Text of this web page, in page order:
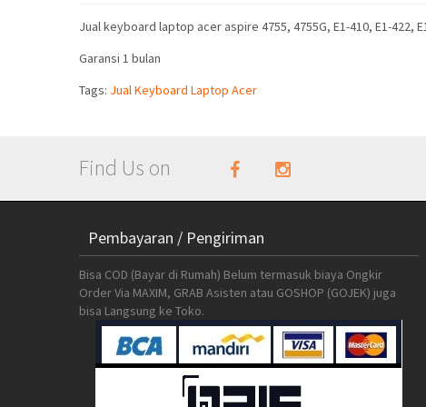
Jual keyboard laptop acer aspire 4755, 4755G, E1-410, E1-422,
Garansi 1 bulan
Tags: Jual Keyboard Laptop Acer
Find Us on
Pembayaran / Pengiriman
Bisa COD (Bayar di Rumah) Belum termasuk biaya Ongkir
Order Via MAXIM, GRAB Asisten atau GOSHOP (GOJEK) juga
bisa Langsung ke Toko.